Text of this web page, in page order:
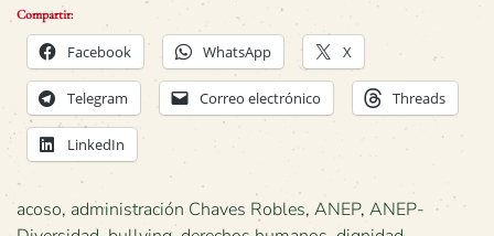
Compartir:
Facebook WhatsApp X
Telegram Correo electrónico Threads
LinkedIn
acoso, administración Chaves Robles, ANEP, ANEP-